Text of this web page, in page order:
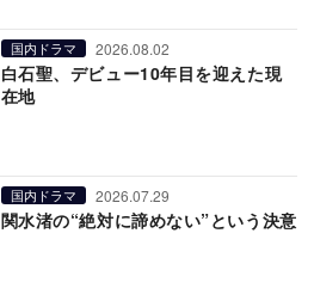
国内ドラマ 2026.08.02
白石聖、デビュー10年目を迎えた現
在地
国内ドラマ 2026.07.29
関水渚の“絶対に諦めない”という決意